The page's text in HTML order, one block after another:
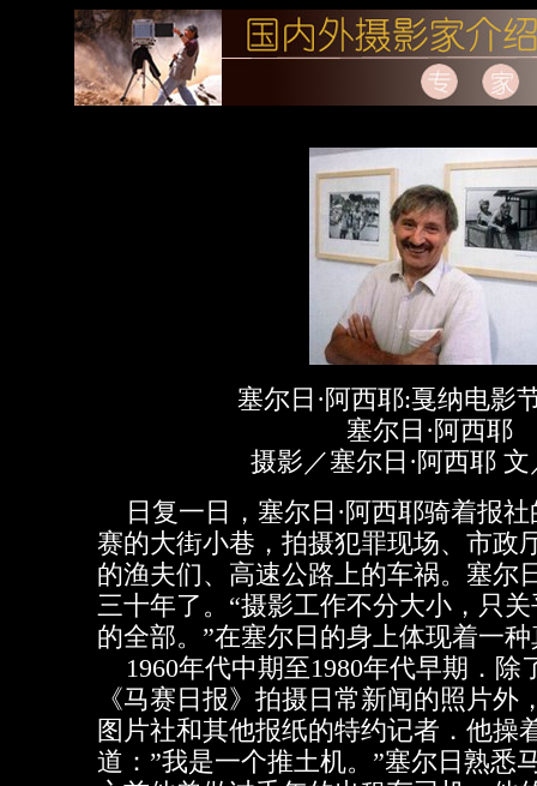
塞尔日·阿西耶:戛纳电影
塞尔日·阿西耶
摄影／塞尔日·阿西耶
日复一日，塞尔日·阿西耶骑着报
赛的大街小巷，拍摄犯罪现场、市政
的渔夫们、高速公路上的车祸。塞尔
三十年了。“摄影工作不分大小，只
的全部。”在塞尔日的身上体现着一
1960年代中期至1980年代早期．除
《马赛日报》拍摄日常新闻的照片外
图片社和其他报纸的特约记者．他操
道：”我是一个推土机。”塞尔日熟悉